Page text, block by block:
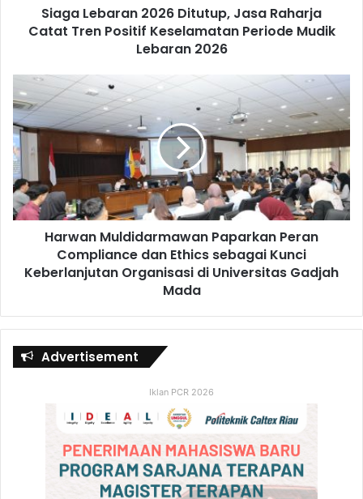
Siaga Lebaran 2026 Ditutup, Jasa Raharja
Catat Tren Positif Keselamatan Periode Mudik
Lebaran 2026
Harwan Muldidarmawan Paparkan Peran
Compliance dan Ethics sebagai Kunci
Keberlanjutan Organisasi di Universitas Gadjah
Mada
Advertisement
Iklan PCR 2026